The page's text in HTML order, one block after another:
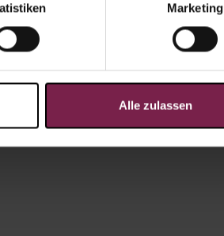
Marketing
Alle zulassen